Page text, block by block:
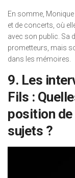
En somme,
et de concerts, où
avec son public. Sa
prometteurs, mais
dans les mémoires.
9. Les
Fils :
position
sujets ?